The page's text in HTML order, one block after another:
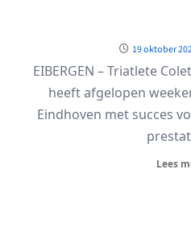
19 oktober
EIBERGEN – Triatlete
heeft afgelopen
Eindhoven met succes
Lees